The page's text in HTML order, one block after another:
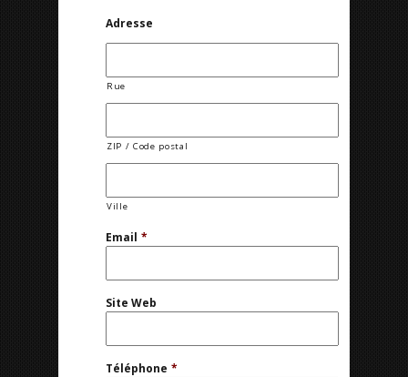
Adresse
Rue
ZIP / Code postal
Ville
Email *
Site Web
Téléphone *